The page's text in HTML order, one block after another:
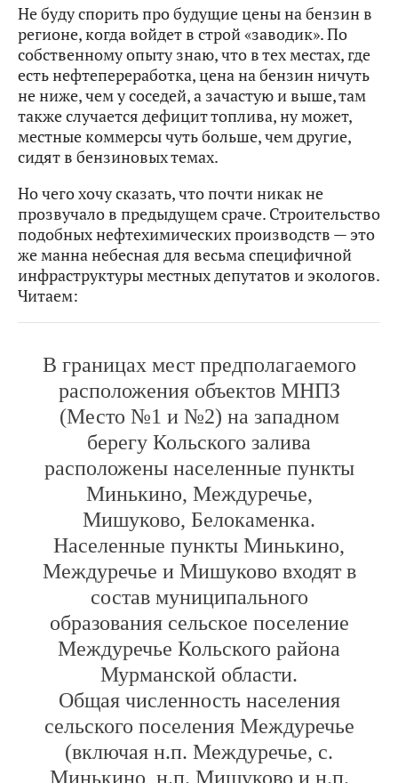
Не буду спорить про будущие цены на бензин в
регионе, когда войдет в строй «заводик». По
собственному опыту знаю, что в тех местах, где
есть нефтепереработка, цена на бензин ничуть
не ниже, чем у соседей, а зачастую и выше, там
также случается дефицит топлива, ну может,
местные коммерсы чуть больше, чем другие,
сидят в бензиновых темах.
Но чего хочу сказать, что почти никак не
прозвучало в предыдущем сраче. Строительство
подобных нефтехимических производств — это
же манна небесная для весьма специфичной
инфраструктуры местных депутатов и экологов.
Читаем:
В границах мест предполагаемого
расположения объектов МНПЗ
(Место №1 и №2) на западном
берегу Кольского залива
расположены населенные пункты
Минькино, Междуречье,
Мишуково, Белокаменка.
Населенные пункты Минькино,
Междуречье и Мишуково входят в
состав муниципального
образования сельское поселение
Междуречье Кольского района
Мурманской области.
Общая численность населения
сельского поселения Междуречье
(включая н.п. Междуречье, с.
Минькино, н.п. Мишуково и н.п.